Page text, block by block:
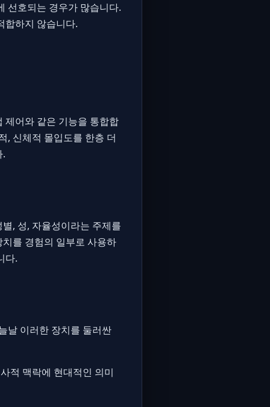
선호되는 경우가 많습니다.
합하지 않습니다.
제어와 같은 기능을 통합합
, 신체적 몰입도를 한층 더
.
, 성, 자율성이라는 주제를
를 경험의 일부로 사용하
다.
날 이러한 장치를 둘러싼
적 맥락에 현대적인 의미